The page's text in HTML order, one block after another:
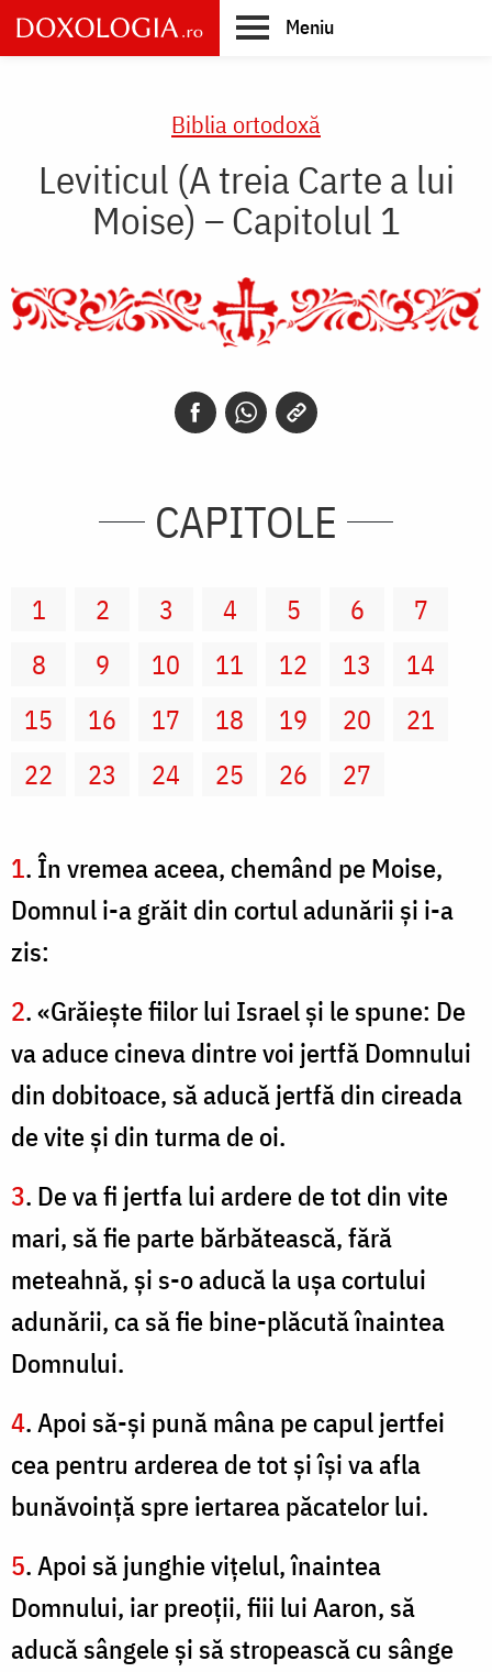
Skip
to
main
Meniu
Biblia ortodoxă
Leviticul (A treia Carte a lui
Moise) – Capitolul 1
CAPITOLE
1 2 3 4 5 6
7
8
9 10 11 12 13
14
15
16 17 18 19 20
21
22
23 24 25 26 27
1. În vremea aceea, chemând pe Moise,
Domnul i-a grăit din cortul adunării şi i-a
zis:
2. «Grăieşte fiilor lui Israel şi le spune: De
va aduce cineva dintre voi jertfă Domnului
din dobitoace, să aducă jertfă din cireada
de vite şi din turma de oi.
3. De va fi jertfa lui ardere de tot din vite
mari, să fie parte bărbătească, fără
meteahnă, şi s-o aducă la uşa cortului
adunării, ca să fie bine-plăcută înaintea
Domnului.
4. Apoi să-şi pună mâna pe capul jertfei
cea pentru arderea de tot şi îşi va afla
bunăvoinţă spre iertarea păcatelor lui.
5. Apoi să junghie viţelul, înaintea
Domnului, iar preoţii, fiii lui Aaron, să
aducă sângele şi să stropească cu sânge